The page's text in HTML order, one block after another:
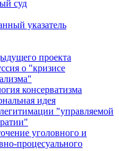
суд
указатель
проекта
о "кризисе
консерватизма
идея
"управляемой
уголовного и
процесуального